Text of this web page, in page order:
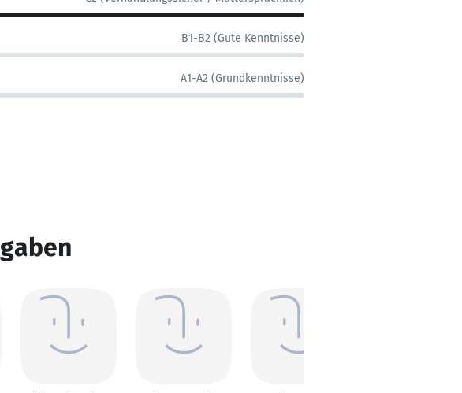
B1-B2 (Gute Kenntnisse)
A1-A2 (Grundkenntnisse)